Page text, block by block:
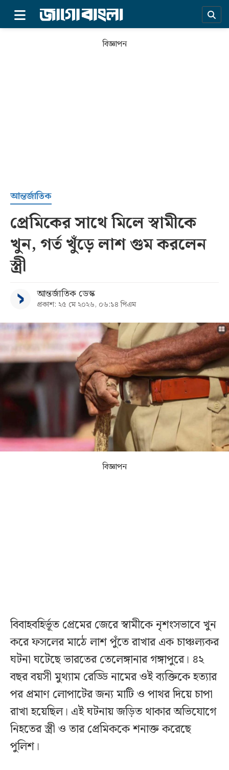
সর্বশেষ
সব
বিভাগ
আর্কাইভ
কনভার্টার
বিজ্ঞাপন
আন্তর্জাতিক
প্রেমিকের সাথে মিলে স্বামীকে
খুন, গর্ত খুঁড়ে লাশ গুম করলেন
স্ত্রী
আন্তর্জাতিক ডেস্ক
প্রকাশ: ২৫ মে ২০২৬, ০৬:১৪ পিএম
বিজ্ঞাপন
বিবাহবহির্ভূত প্রেমের জেরে স্বামীকে নৃশংসভাবে খুন
করে ফসলের মাঠে লাশ পুঁতে রাখার এক চাঞ্চল্যকর
ঘটনা ঘটেছে ভারতের তেলেঙ্গানার গঙ্গাপুরে। ৪২
বছর বয়সী মুথ্যাম রেড্ডি নামের ওই ব্যক্তিকে হত্যার
পর প্রমাণ লোপাটের জন্য মাটি ও পাথর দিয়ে চাপা
রাখা হয়েছিল। এই ঘটনায় জড়িত থাকার অভিযোগে
নিহতের স্ত্রী ও তার প্রেমিককে শনাক্ত করেছে
পুলিশ।